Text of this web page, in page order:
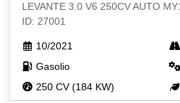
LEVANTE 3.0 V6 250CV AUTO
ID: 27001
10/2021
Gasolio
250 CV (184 KW)